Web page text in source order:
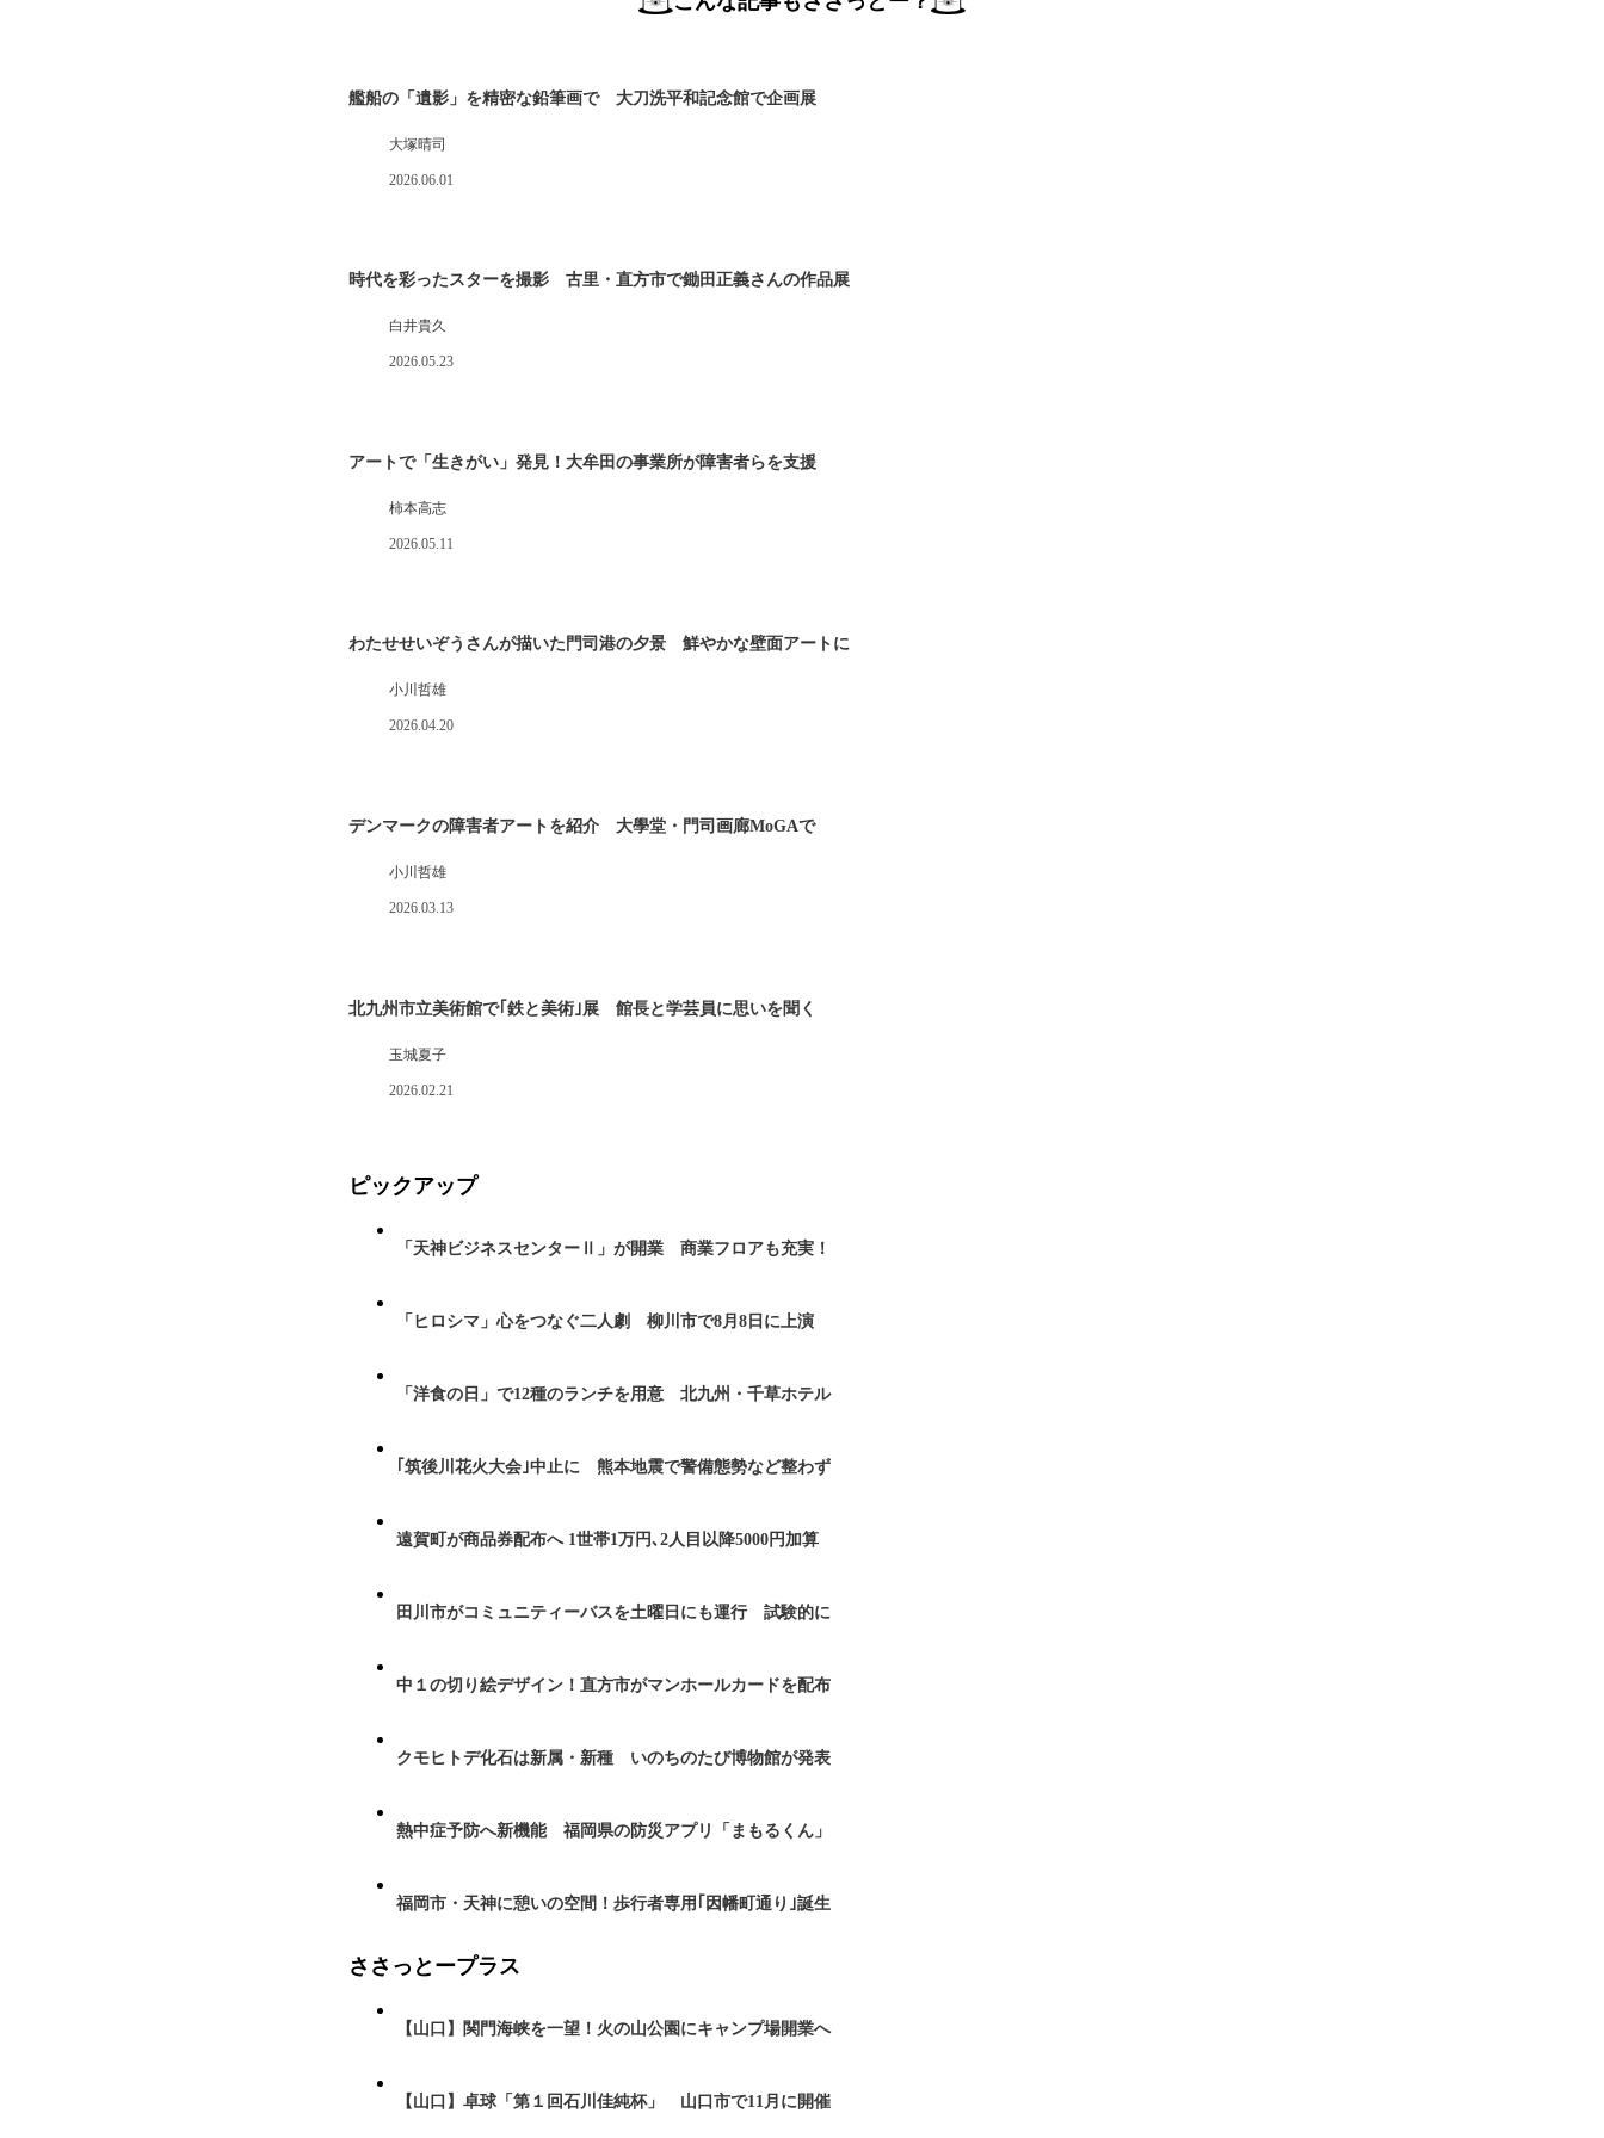
艦船の「遺影」を精密な鉛筆画で 大刀洗平和記念館で企画展
大塚晴司
2026.06.01
時代を彩ったスターを撮影 古里・直方市で鋤田正義さんの作品展
白井貴久
2026.05.23
アートで「生きがい」発見！大牟田の事業所が障害者らを支援
柿本高志
2026.05.11
わたせせいぞうさんが描いた門司港の夕景 鮮やかな壁面アートに
小川哲雄
2026.04.20
デンマークの障害者アートを紹介 大學堂・門司画廊MoGAで
小川哲雄
2026.03.13
北九州市立美術館で｢鉄と美術｣展 館長と学芸員に思いを聞く
玉城夏子
2026.02.21
ピックアップ
「天神ビジネスセンターⅡ」が開業 商業フロアも充実！
「ヒロシマ」心をつなぐ二人劇 柳川市で8月8日に上演
「洋食の日」で12種のランチを用意 北九州・千草ホテル
｢筑後川花火大会｣中止に 熊本地震で警備態勢など整わず
遠賀町が商品券配布へ 1世帯1万円､2人目以降5000円加算
田川市がコミュニティーバスを土曜日にも運行 試験的に
中１の切り絵デザイン！直方市がマンホールカードを配布
クモヒトデ化石は新属・新種 いのちのたび博物館が発表
熱中症予防へ新機能 福岡県の防災アプリ「まもるくん」
福岡市・天神に憩いの空間！歩行者専用｢因幡町通り｣誕生
ささっとープラス
【山口】関門海峡を一望！火の山公園にキャンプ場開業へ
【山口】卓球「第１回石川佳純杯」 山口市で11月に開催